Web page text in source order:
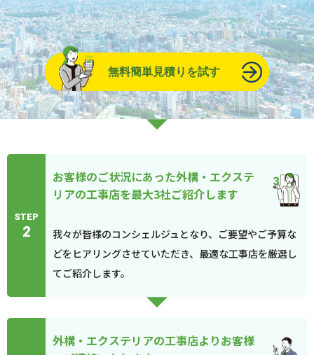
無料簡単見積りを試す
STEP
2
お客様のご状況にあった外構・エクステ
リアの工事店を最大3社ご紹介します
我々が皆様のコンシェルジュとなり、ご要望やご予算な
どをヒアリングさせていただき、最適な工事店を厳選し
てご紹介します。
外構・エクステリアの工事店よりお客様